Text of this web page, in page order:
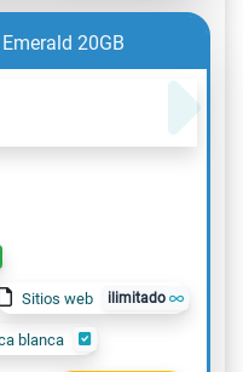
20GB
Sitios web ilimitado
blanca